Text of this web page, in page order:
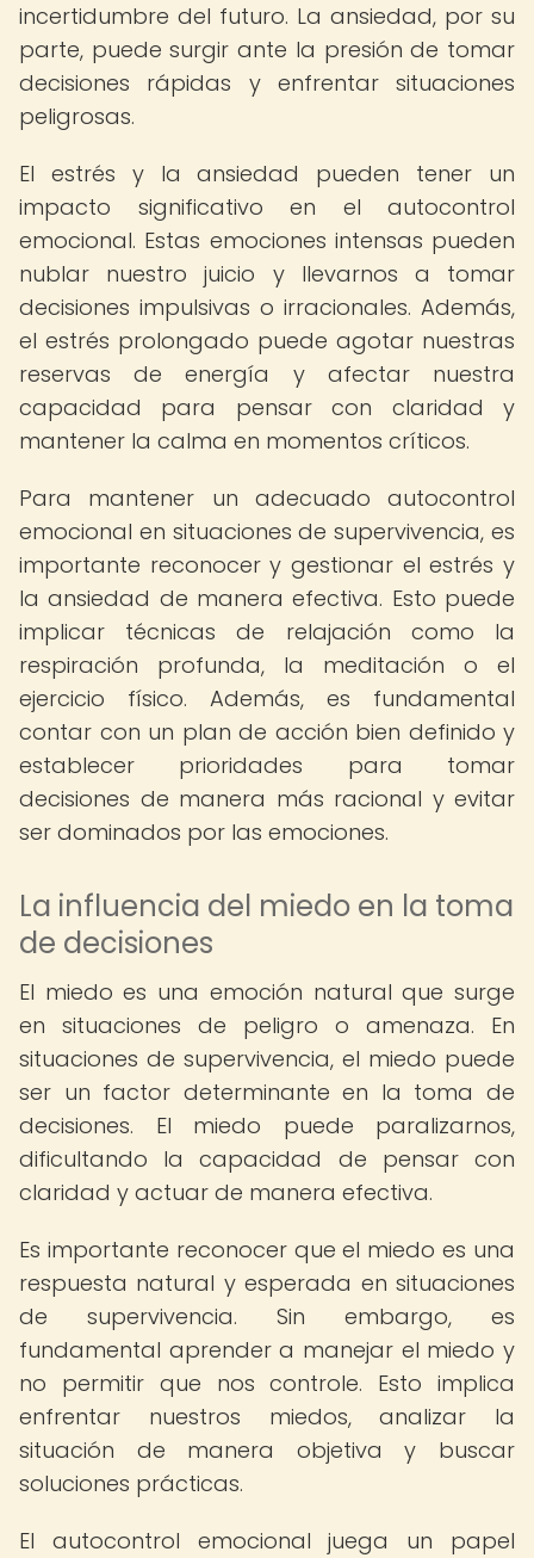
incertidumbre del futuro. La ansiedad, por su
parte, puede surgir ante la presión de tomar
decisiones rápidas y enfrentar situaciones
peligrosas.
El estrés y la ansiedad pueden tener un
impacto significativo en el autocontrol
emocional. Estas emociones intensas pueden
nublar nuestro juicio y llevarnos a tomar
decisiones impulsivas o irracionales. Además,
el estrés prolongado puede agotar nuestras
reservas de energía y afectar nuestra
capacidad para pensar con claridad y
mantener la calma en momentos críticos.
Para mantener un adecuado autocontrol
emocional en situaciones de supervivencia, es
importante reconocer y gestionar el estrés y
la ansiedad de manera efectiva. Esto puede
implicar técnicas de relajación como la
respiración profunda, la meditación o el
ejercicio físico. Además, es fundamental
contar con un plan de acción bien definido y
establecer prioridades para tomar
decisiones de manera más racional y evitar
ser dominados por las emociones.
La influencia del miedo en la toma
de decisiones
El miedo es una emoción natural que surge
en situaciones de peligro o amenaza. En
situaciones de supervivencia, el miedo puede
ser un factor determinante en la toma de
decisiones. El miedo puede paralizarnos,
dificultando la capacidad de pensar con
claridad y actuar de manera efectiva.
Es importante reconocer que el miedo es una
respuesta natural y esperada en situaciones
de supervivencia. Sin embargo, es
fundamental aprender a manejar el miedo y
no permitir que nos controle. Esto implica
enfrentar nuestros miedos, analizar la
situación de manera objetiva y buscar
soluciones prácticas.
El autocontrol emocional juega un papel